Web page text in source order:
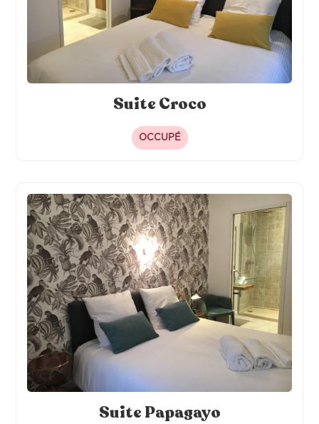
Suite Croco
OCCUPÉ
Suite Papagayo